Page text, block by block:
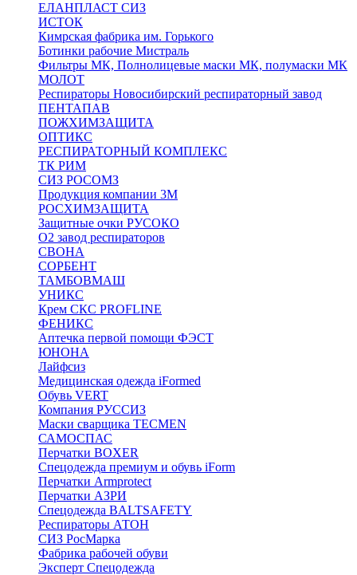
ЕЛАНПЛАСТ СИЗ
ИСТОК
Кимрская фабрика им. Горького
Ботинки рабочие Мистраль
Фильтры МК, Полнолицевые маски МК, полумаски МК
МОЛОТ
Респираторы Новосибирский респираторный завод
ПЕНТАПАВ
ПОЖХИМЗАЩИТА
ОПТИКС
РЕСПИРАТОРНЫЙ КОМПЛЕКС
ТК РИМ
СИЗ РОСОМЗ
Продукция компании 3M
РОСХИМЗАЩИТА
Защитные очки РУСОКО
О2 завод респираторов
СВОНА
СОРБЕНТ
ТАМБОВМАШ
УНИКС
Крем СКС PROFLINE
ФЕНИКС
Аптечка первой помощи ФЭСТ
ЮНОНА
Лайфсиз
Медицинская одежда iFormed
Обувь VERT
Компания РУССИЗ
Маски сварщика TECMEN
САМОСПАС
Перчатки BOXER
Спецодежда премиум и обувь iForm
Перчатки Armprotect
Перчатки АЗРИ
Спецодежда BALTSAFETY
Респираторы АТОН
СИЗ РосМарка
Фабрика рабочей обуви
Эксперт Спецодежда